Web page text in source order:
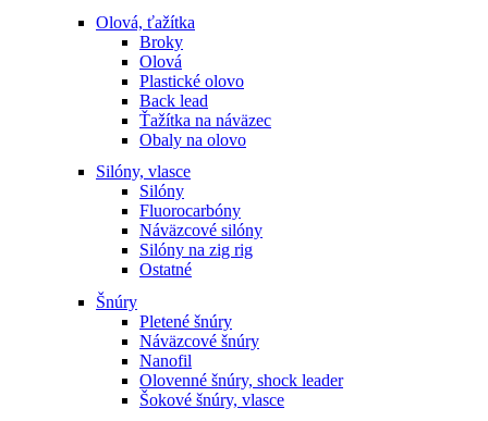
Olová, ťažítka
Broky
Olová
Plastické olovo
Back lead
Ťažítka na náväzec
Obaly na olovo
Silóny, vlasce
Silóny
Fluorocarbóny
Náväzcové silóny
Silóny na zig rig
Ostatné
Šnúry
Pletené šnúry
Náväzcové šnúry
Nanofil
Olovenné šnúry, shock leader
Šokové šnúry, vlasce